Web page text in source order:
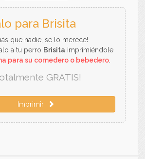
para Brisita
que nadie, se lo merece!
a tu perro Brisita imprimiéndole
para su comedero o bebedero.
GRATIS!
Imprimir